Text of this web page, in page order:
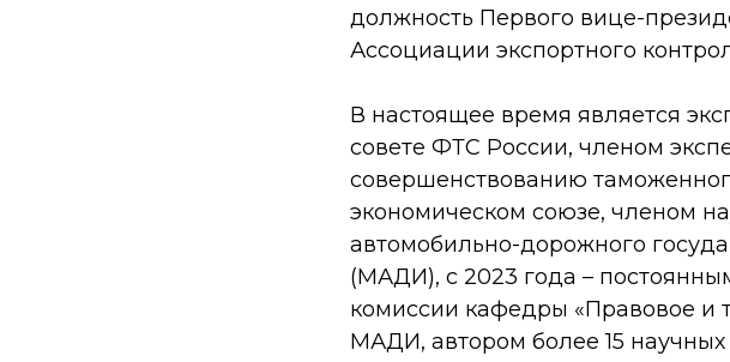
должность Первого вице-
Ассоциации экспортного
В настоящее время является
совете ФТС России, членом
совершенствованию
экономическом союзе, членом
автомобильно-дорожного
(МАДИ), с 2023 года –
комиссии кафедры «Правовое и
МАДИ, автором более 15 научных